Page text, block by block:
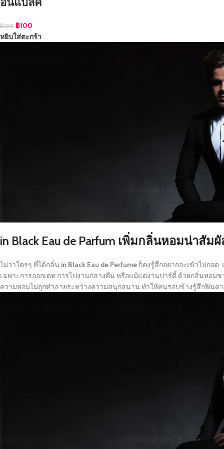
฿120 ฿100
หยิบใส่ตะกร้า
in Black Eau de Parfum เพิ่มกลิ่นหอมน่าสัม
ไม่ว่าใครๆ ที่ได้กลิ่น in Black Eau de Perfume ก็คงรู้สึกอยากจะเข้าไปกอ
เฉพาะการออกเดท การไปงานกลางคืน หรือแม้แต่งานปาร์ตี้ ด้วยกลิ่นหอ
ความหอมไม่ถูกทำลายระหว่างความสนุกสนาน ทำให้คนรอบข้างรู้สึกฟินต